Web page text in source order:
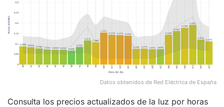
Datos obtenidos de Red Eléctrica de España
Consulta los precios actualizados de la luz por horas